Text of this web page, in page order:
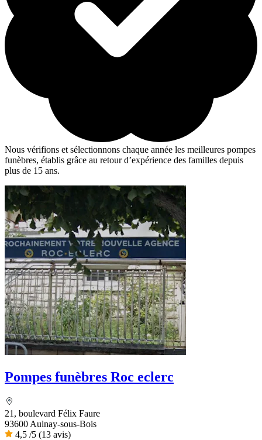
Nous vérifions et sélectionnons chaque année les meilleures pompes
funèbres, établis grâce au retour d’expérience des familles depuis
plus de 15 ans.
Pompes funèbres Roc eclerc
21, boulevard Félix Faure
93600 Aulnay-sous-Bois
4,5 /5 (13 avis)